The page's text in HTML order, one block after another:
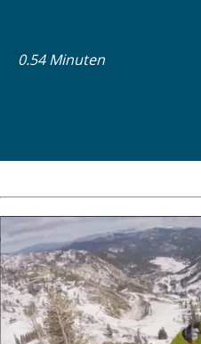
0.54 Minuten